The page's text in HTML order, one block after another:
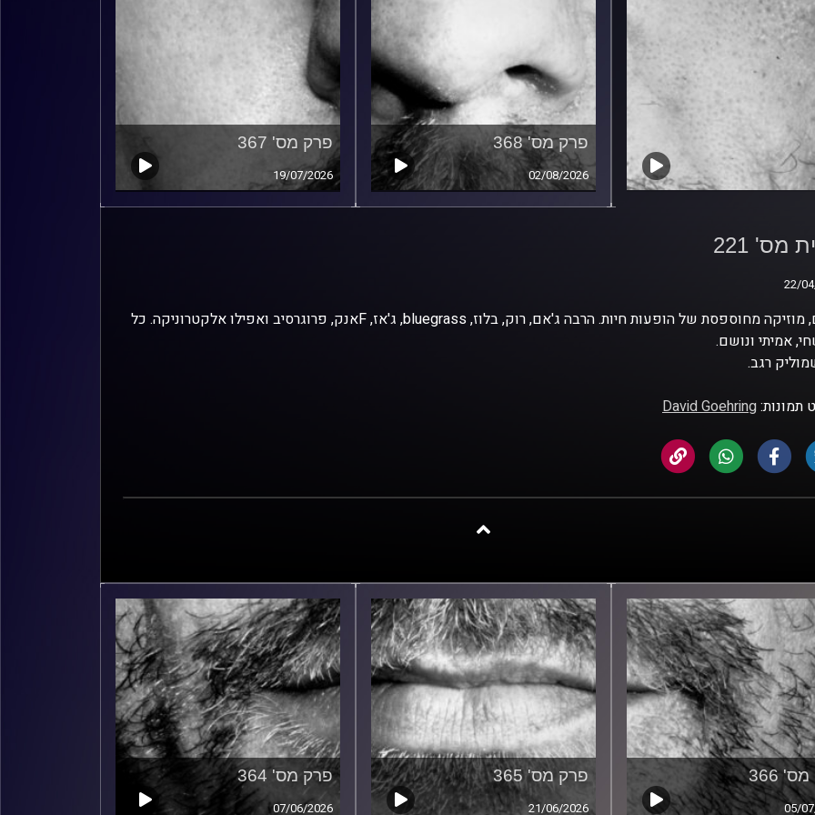
22/
פרק מס' 368
02/08/2026
פרק מס' 367
19/07/2026
מס' 221
22/
זיפים, מוזיקה מחוספסת של הופעות חיות. הרבה ג'אם, רוק, בלוז, bluegrass, ג'אז, Fאנק, פרוגרסיב ואפילו אלקטרוניקה. כל
אמיתי ונושם.
רגב.
תמונות:David Goehring
366
05/
פרק מס' 365
21/06/2026
פרק מס' 364
07/06/2026